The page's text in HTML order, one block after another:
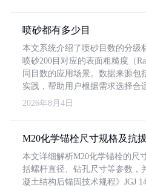
喷砂都有多少目
本文系统介绍了喷砂目数的分级
喷砂200目对应的表面粗糙度（
同目数的应用场景。数据来源包
实践，帮助用户根据需求选择合
2026年8月4日
M20化学锚栓尺寸规格及抗
本文详细解析M20化学锚栓的尺
括螺杆直径、钻孔尺寸等参数，
凝土结构后锚固技术规程》JGJ